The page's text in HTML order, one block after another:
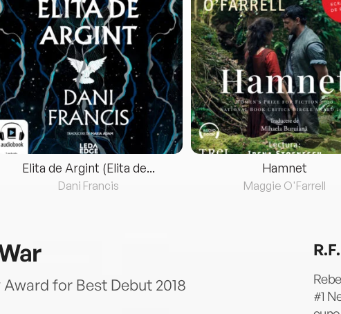
Elita de Argint (Elita de...
Dani Francis
Hamnet
Maggie O'Farrell
for Best Debut 2018
#1